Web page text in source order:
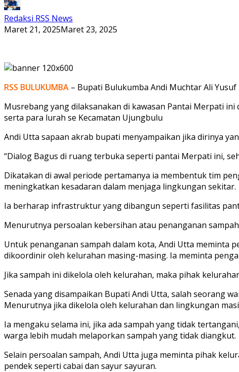
Redaksi RSS News
Maret 21, 2025Maret 23, 2025
RSS BULUKUMBA – Bupati Bulukumba Andi Muchtar Ali
Musrebang yang dilaksanakan di kawasan Pantai Merpati ini
serta para lurah se Kecamatan Ujungbulu
Andi Utta sapaan akrab bupati menyampaikan jika dirinya
“Dialog Bagus di ruang terbuka seperti pantai Merpati ini,
Dikatakan di awal periode pertamanya ia membentuk tim
meningkatkan kesadaran dalam menjaga lingkungan sekitar.
Ia berharap infrastruktur yang dibangun seperti fasilitas
Menurutnya persoalan kebersihan atau penanganan
Untuk penanganan sampah dalam kota, Andi Utta meminta
dikoordinir oleh kelurahan masing-masing. Ia meminta
Jika sampah ini dikelola oleh kelurahan, maka pihak
Senada yang disampaikan Bupati Andi Utta, salah seorang
Menurutnya jika dikelola oleh kelurahan dan lingkungan
Ia mengaku selama ini, jika ada sampah yang tidak
warga lebih mudah melaporkan sampah yang tidak diangkut.
Selain persoalan sampah, Andi Utta juga meminta pihak
pendek seperti cabai dan sayur sayuran.